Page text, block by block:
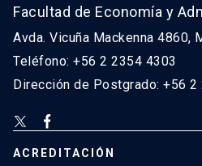
Facultad de Economía y
Avda. Vicuña Mackenna 4860,
Teléfono: +56 2 2354 4303
Dirección de Postgrado: +56 2
ACREDITACIÓN